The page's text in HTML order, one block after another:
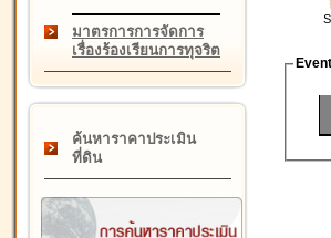
มาตรการการจัดการ
เรื่องร้องเรียนการทุจริต
ค้นหาราคาประเมิน
ที่ดิน